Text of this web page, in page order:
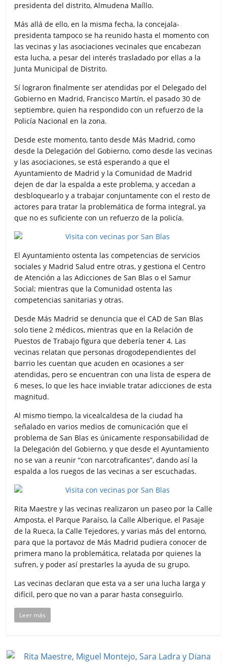
presidenta del distrito, Almudena Maíllo.
Más allá de ello, en la misma fecha, la concejala-
presidenta tampoco se ha reunido hasta el momento con
las vecinas y las asociaciones vecinales que encabezan
esta lucha, a pesar del interés trasladado por ellas a la
Junta Municipal de Distrito.
Sí lograron finalmente ser atendidas por el Delegado del
Gobierno en Madrid, Francisco Martín, el pasado 30 de
septiembre, quien ha respondido con un refuerzo de la
Policía Nacional en la zona.
Desde este momento, tanto desde Más Madrid, como
desde la Delegación del Gobierno, como desde las vecinas
y las asociaciones, se está esperando a que el
Ayuntamiento de Madrid y la Comunidad de Madrid
dejen de dar la espalda a este problema, y accedan a
desbloquearlo y a trabajar conjuntamente con el resto de
actores para tratar la problemática de forma integral, ya
que no es suficiente con un refuerzo de la policía.
El Ayuntamiento ostenta las competencias de servicios
sociales y Madrid Salud entre otras, y gestiona el Centro
de Atención a las Adicciones de San Blas o el Samur
Social; mientras que la Comunidad ostenta las
competencias sanitarias y otras.
Desde Más Madrid se denuncia que el CAD de San Blas
solo tiene 2 médicos, mientras que en la Relación de
Puestos de Trabajo figura que debería tener 4. Las
vecinas relatan que personas drogodependientes del
barrio les cuentan que acuden en ocasiones a ser
atendidas, pero se encuentran con una lista de espera de
6 meses, lo que les hace inviable tratar adicciones de esta
magnitud.
Al mismo tiempo, la vicealcaldesa de la ciudad ha
señalado en varios medios de comunicación que el
problema de San Blas es únicamente responsabilidad de
la Delegación del Gobierno, y que desde el Ayuntamiento
no se van a reunir “con narcotraficantes”, dando así la
espalda a los ruegos de las vecinas a ser escuchadas.
Rita Maestre y las vecinas realizaron un paseo por la Calle
Amposta, el Parque Paraíso, la Calle Alberique, el Pasaje
de la Rueca, la Calle Tejedores, y varias más del entorno,
para que la portavoz de Más Madrid pudiera conocer de
primera mano la problemática, relatada por quienes la
sufren, y poder así prestarles la ayuda de su grupo.
Las vecinas declaran que esta va a ser una lucha larga y
difícil, pero que no van a parar hasta conseguirlo.
Leer más